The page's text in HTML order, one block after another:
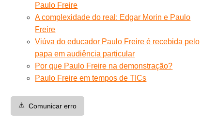
Paulo Freire
A complexidade do real: Edgar Morin e Paulo
Freire
Viúva do educador Paulo Freire é recebida pelo
papa em audiência particular
Por que Paulo Freire na demonstração?
Paulo Freire em tempos de TICs
⚠️ Comunicar erro